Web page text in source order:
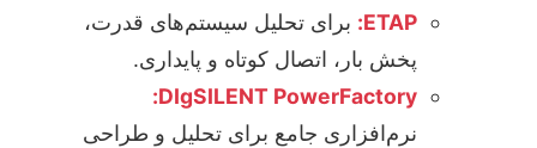
ETAP: برای تحلیل سیستم‌های قدرت،
پخش بار، اتصال کوتاه و پایداری.
DIgSILENT PowerFactory:
نرم‌افزاری جامع برای تحلیل و طراحی